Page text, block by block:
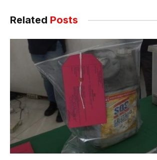
Related Posts